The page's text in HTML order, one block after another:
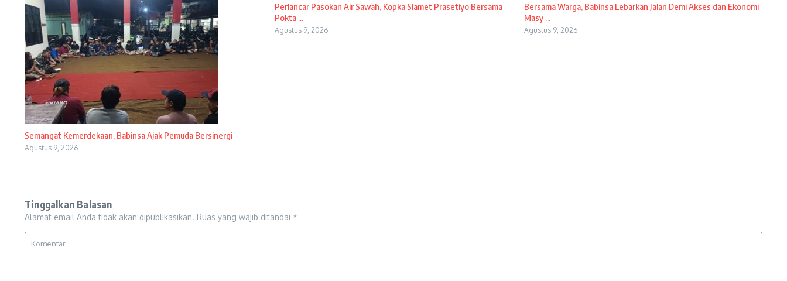
Semangat Kemerdekaan, Babinsa Ajak Pemuda Bersinergi
Agustus 9, 2026
Perlancar Pasokan Air Sawah, Kopka Slamet Prasetiyo Bersama
Pokta ...
Agustus 9, 2026
Bersama Warga, Babinsa Lebarkan Jalan Demi Akses dan Ekonomi
Masy ...
Agustus 9, 2026
Tinggalkan Balasan
Alamat email Anda tidak akan dipublikasikan. Ruas yang wajib ditandai *